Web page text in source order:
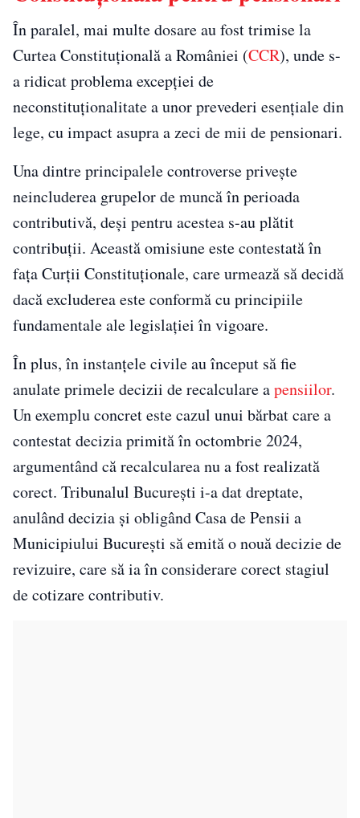
În paralel, mai multe dosare au fost trimise la
Curtea Constituțională a României (CCR), unde s-
a ridicat problema excepției de
neconstituționalitate a unor prevederi esențiale din
lege, cu impact asupra a zeci de mii de pensionari.
Una dintre principalele controverse privește
neincluderea grupelor de muncă în perioada
contributivă, deși pentru acestea s-au plătit
contribuții. Această omisiune este contestată în
fața Curții Constituționale, care urmează să decidă
dacă excluderea este conformă cu principiile
fundamentale ale legislației în vigoare.
În plus, în instanțele civile au început să fie
anulate primele decizii de recalculare apensiilor.
Un exemplu concret este cazul unui bărbat care a
contestat decizia primită în octombrie 2024,
argumentând că recalcularea nu a fost realizată
corect. Tribunalul București i-a dat dreptate,
anulând decizia și obligând Casa de Pensii a
Municipiului București să emită o nouă decizie de
revizuire, care să ia în considerare corect stagiul
de cotizare contributiv.